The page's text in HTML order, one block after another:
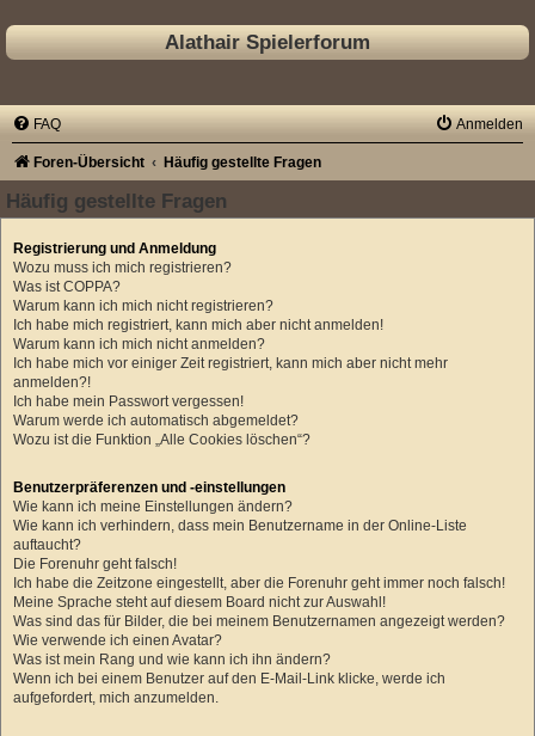
Alathair Spielerforum
FAQ Anmelden
Foren-Übersicht Häufig gestellte Fragen
Häufig gestellte Fragen
Registrierung und Anmeldung
Wozu muss ich mich registrieren?
Was ist COPPA?
Warum kann ich mich nicht registrieren?
Ich habe mich registriert, kann mich aber nicht anmelden!
Warum kann ich mich nicht anmelden?
Ich habe mich vor einiger Zeit registriert, kann mich aber nicht mehr
anmelden?!
Ich habe mein Passwort vergessen!
Warum werde ich automatisch abgemeldet?
Wozu ist die Funktion „Alle Cookies löschen“?
Benutzerpräferenzen und -einstellungen
Wie kann ich meine Einstellungen ändern?
Wie kann ich verhindern, dass mein Benutzername in der Online-Liste
auftaucht?
Die Forenuhr geht falsch!
Ich habe die Zeitzone eingestellt, aber die Forenuhr geht immer noch falsch!
Meine Sprache steht auf diesem Board nicht zur Auswahl!
Was sind das für Bilder, die bei meinem Benutzernamen angezeigt werden?
Wie verwende ich einen Avatar?
Was ist mein Rang und wie kann ich ihn ändern?
Wenn ich bei einem Benutzer auf den E-Mail-Link klicke, werde ich
aufgefordert, mich anzumelden.